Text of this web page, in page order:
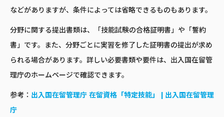
などがありますが、条件によっては省略できるものもあります。
分野に関する提出書類は、「技能試験の合格証明書」や「誓約
書」です。また、分野ごとに実習を修了した証明書の提出が求め
られる場合があります。詳しい必要書類や要件は、出入国在留管
理庁のホームページで確認できます。
参考： 出入国在留管理庁 在留資格「特定技能」 | 出入国在留管理
庁